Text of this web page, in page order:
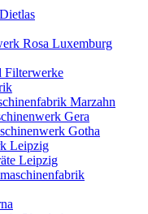
Rosa Luxemburg
Filterwerke
Marzahn
Gera
Gotha
Leipzig
Leipzig